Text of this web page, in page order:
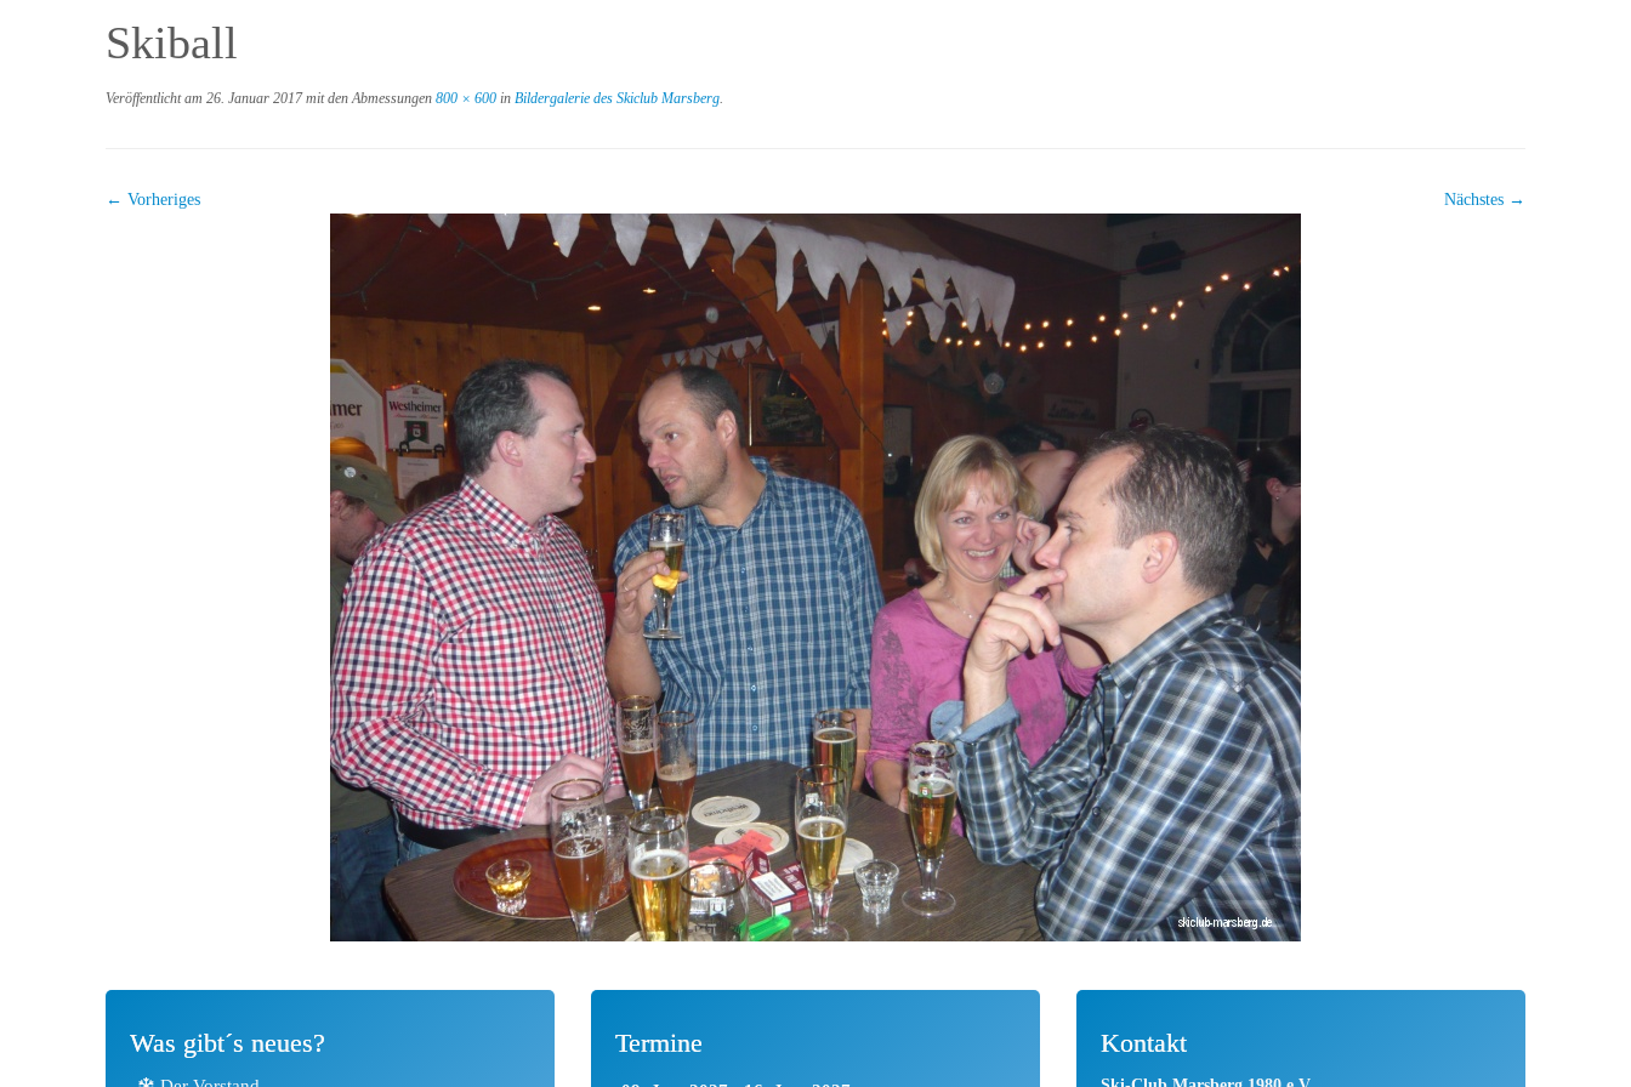
Skiball
Veröffentlicht am 26. Januar 2017mit den Abmessungen 800 × 600 in Bildergalerie des Skiclub Marsberg.
← Vorheriges Nächstes →
Was gibt´s neues? Termine Kontakt